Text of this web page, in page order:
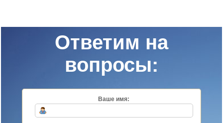
Ответим на
вопросы:
Ваше имя: